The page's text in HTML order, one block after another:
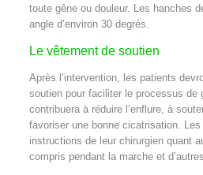
toute gêne ou douleur. Les hanches
angle d’environ 30 degrés.
Le vêtement de soutien
Après l’intervention, les patients
soutien pour faciliter le processus de
contribuera à réduire l’enflure, à
favoriser une bonne cicatrisation.
instructions de leur chirurgien quant
compris pendant la marche et